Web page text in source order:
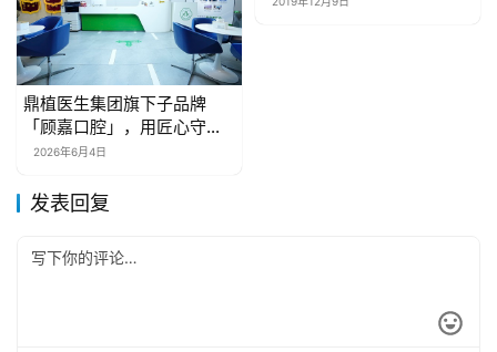
鼎植医生集团旗下子品牌
「顾嘉口腔」，用匠心守护
沪上市民口腔健康！
2026年6月4日
发表回复